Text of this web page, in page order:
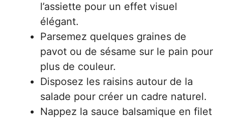
l’assiette pour un effet visuel
élégant.
Parsemez quelques graines de
pavot ou de sésame sur le pain pour
plus de couleur.
Disposez les raisins autour de la
salade pour créer un cadre naturel.
Nappez la sauce balsamique en filet